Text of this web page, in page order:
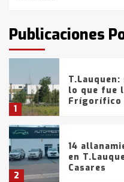
Publicaciones
fueron
tarde del
1
lo que fue
Frígorífico
2
14
en
Casares